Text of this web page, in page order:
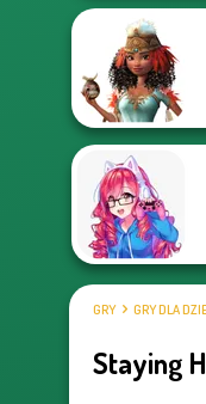
GRY GRY DLA
Staying